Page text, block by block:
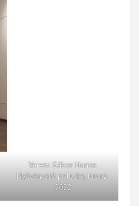
Veress Gábor-Hunor:
Nyilvánvaló poloska, bronz-
2022